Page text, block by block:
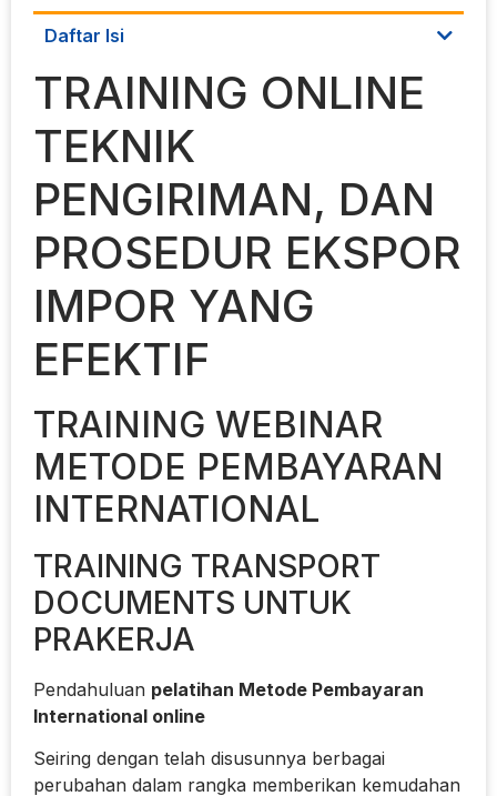
Daftar Isi
TRAINING ONLINE
TEKNIK
PENGIRIMAN, DAN
PROSEDUR EKSPOR
IMPOR YANG
EFEKTIF
TRAINING WEBINAR
METODE PEMBAYARAN
INTERNATIONAL
TRAINING TRANSPORT
DOCUMENTS UNTUK
PRAKERJA
Pendahuluan pelatihan Metode Pembayaran
International online
Seiring dengan telah disusunnya berbagai
perubahan dalam rangka memberikan kemudahan